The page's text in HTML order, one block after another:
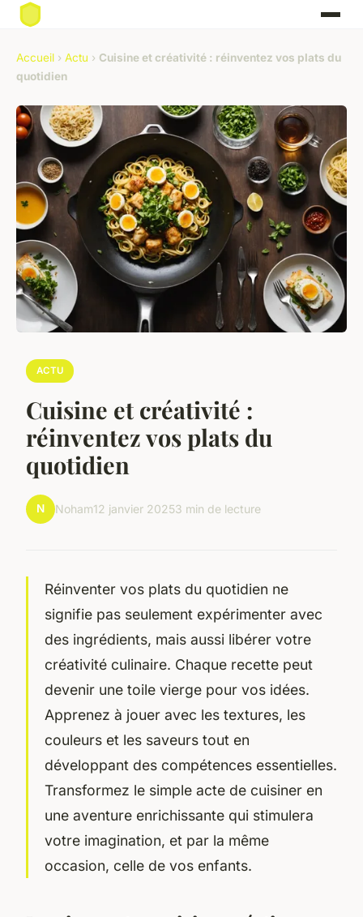
Accueil › Actu › Cuisine et créativité : réinventez vos plats du
quotidien
ACTU
Cuisine et créativité :
réinventez vos plats du
quotidien
N Noham12 janvier 20253 min de lecture
Réinventer vos plats du quotidien ne
signifie pas seulement expérimenter avec
des ingrédients, mais aussi libérer votre
créativité culinaire. Chaque recette peut
devenir une toile vierge pour vos idées.
Apprenez à jouer avec les textures, les
couleurs et les saveurs tout en
développant des compétences essentielles.
Transformez le simple acte de cuisiner en
une aventure enrichissante qui stimulera
votre imagination, et par la même
occasion, celle de vos enfants.